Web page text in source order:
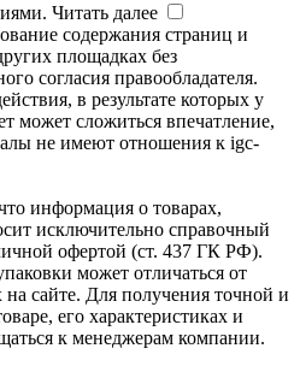
Читать далее
содержания страниц и
площадках без
согласия правообладателя.
в результате которых у
может сложиться впечатление,
не имеют отношения к igc-
информация о товарах,
исключительно справочный
офертой (ст. 437 ГК РФ).
может отличаться от
сайте. Для получения точной и
его характеристиках и
к менеджерам компании.